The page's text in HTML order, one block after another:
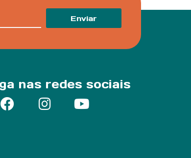
Enviar
nas redes sociais